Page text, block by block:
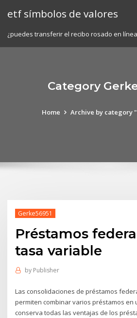
etf símbolos de valores
¿puedes transferir el recibo rosado en línea_
Category
Home Archive by category
Gerke56951
Préstamos
tasa variable
by Publisher
Las consolidaciones de préstamos
permiten combinar varios préstamos en
conserva todas las ventajas de los